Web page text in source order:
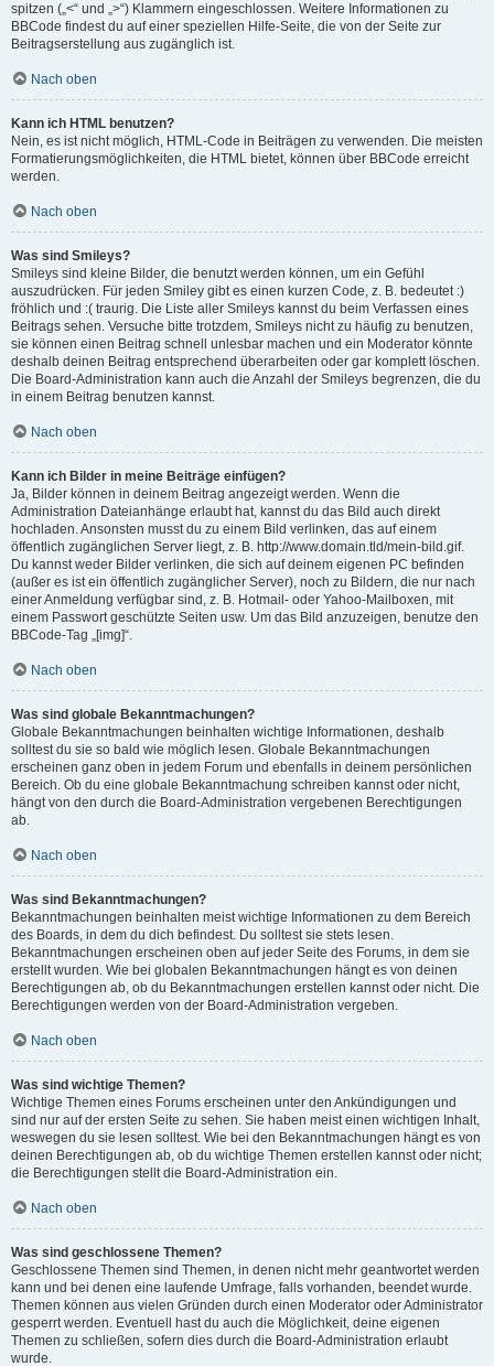
spitzen („<“ und „>“) Klammern eingeschlossen. Weitere Informationen zu
BBCode findest du auf einer speziellen Hilfe-Seite, die von der Seite zur
Beitragserstellung aus zugänglich ist.
Nach oben
Kann ich HTML benutzen?
Nein, es ist nicht möglich, HTML-Code in Beiträgen zu verwenden. Die meisten
Formatierungsmöglichkeiten, die HTML bietet, können über BBCode erreicht
werden.
Nach oben
Was sind Smileys?
Smileys sind kleine Bilder, die benutzt werden können, um ein Gefühl
auszudrücken. Für jeden Smiley gibt es einen kurzen Code, z. B. bedeutet :)
fröhlich und :( traurig. Die Liste aller Smileys kannst du beim Verfassen eines
Beitrags sehen. Versuche bitte trotzdem, Smileys nicht zu häufig zu benutzen,
sie können einen Beitrag schnell unlesbar machen und ein Moderator könnte
deshalb deinen Beitrag entsprechend überarbeiten oder gar komplett löschen.
Die Board-Administration kann auch die Anzahl der Smileys begrenzen, die du
in einem Beitrag benutzen kannst.
Nach oben
Kann ich Bilder in meine Beiträge einfügen?
Ja, Bilder können in deinem Beitrag angezeigt werden. Wenn die
Administration Dateianhänge erlaubt hat, kannst du das Bild auch direkt
hochladen. Ansonsten musst du zu einem Bild verlinken, das auf einem
öffentlich zugänglichen Server liegt, z. B. http://www.domain.tld/mein-bild.gif.
Du kannst weder Bilder verlinken, die sich auf deinem eigenen PC befinden
(außer es ist ein öffentlich zugänglicher Server), noch zu Bildern, die nur nach
einer Anmeldung verfügbar sind, z. B. Hotmail- oder Yahoo-Mailboxen, mit
einem Passwort geschützte Seiten usw. Um das Bild anzuzeigen, benutze den
BBCode-Tag „[img]“.
Nach oben
Was sind globale Bekanntmachungen?
Globale Bekanntmachungen beinhalten wichtige Informationen, deshalb
solltest du sie so bald wie möglich lesen. Globale Bekanntmachungen
erscheinen ganz oben in jedem Forum und ebenfalls in deinem persönlichen
Bereich. Ob du eine globale Bekanntmachung schreiben kannst oder nicht,
hängt von den durch die Board-Administration vergebenen Berechtigungen
ab.
Nach oben
Was sind Bekanntmachungen?
Bekanntmachungen beinhalten meist wichtige Informationen zu dem Bereich
des Boards, in dem du dich befindest. Du solltest sie stets lesen.
Bekanntmachungen erscheinen oben auf jeder Seite des Forums, in dem sie
erstellt wurden. Wie bei globalen Bekanntmachungen hängt es von deinen
Berechtigungen ab, ob du Bekanntmachungen erstellen kannst oder nicht. Die
Berechtigungen werden von der Board-Administration vergeben.
Nach oben
Was sind wichtige Themen?
Wichtige Themen eines Forums erscheinen unter den Ankündigungen und
sind nur auf der ersten Seite zu sehen. Sie haben meist einen wichtigen Inhalt,
weswegen du sie lesen solltest. Wie bei den Bekanntmachungen hängt es von
deinen Berechtigungen ab, ob du wichtige Themen erstellen kannst oder nicht;
die Berechtigungen stellt die Board-Administration ein.
Nach oben
Was sind geschlossene Themen?
Geschlossene Themen sind Themen, in denen nicht mehr geantwortet werden
kann und bei denen eine laufende Umfrage, falls vorhanden, beendet wurde.
Themen können aus vielen Gründen durch einen Moderator oder Administrator
gesperrt werden. Eventuell hast du auch die Möglichkeit, deine eigenen
Themen zu schließen, sofern dies durch die Board-Administration erlaubt
wurde.